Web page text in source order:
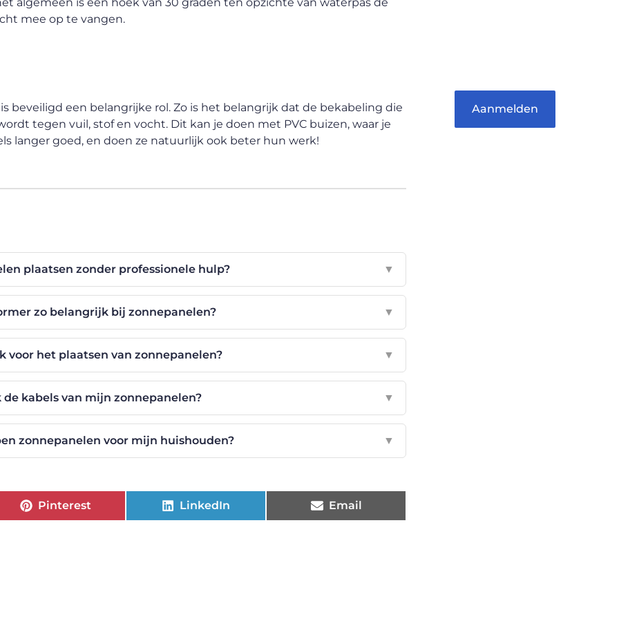
mee op te vangen.
beveiligd een belangrijke rol. Zo is het belangrijk dat de bekabeling die
tegen vuil, stof en vocht. Dit kan je doen met PVC buizen, waar je
langer goed, en doen ze natuurlijk ook beter hun werk!
plaatsen zonder professionele hulp? ▼
zo belangrijk bij zonnepanelen? ▼
voor het plaatsen van zonnepanelen? ▼
de kabels van mijn zonnepanelen? ▼
zonnepanelen voor mijn huishouden? ▼
Pinterest LinkedIn Email
Aanmelden